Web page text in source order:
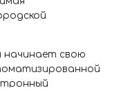
начинает свою